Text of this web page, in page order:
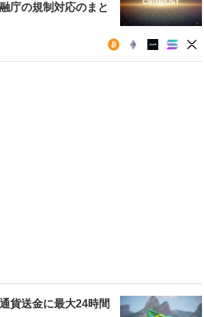
庁の規制対応のまと
貨送金に最大24時間